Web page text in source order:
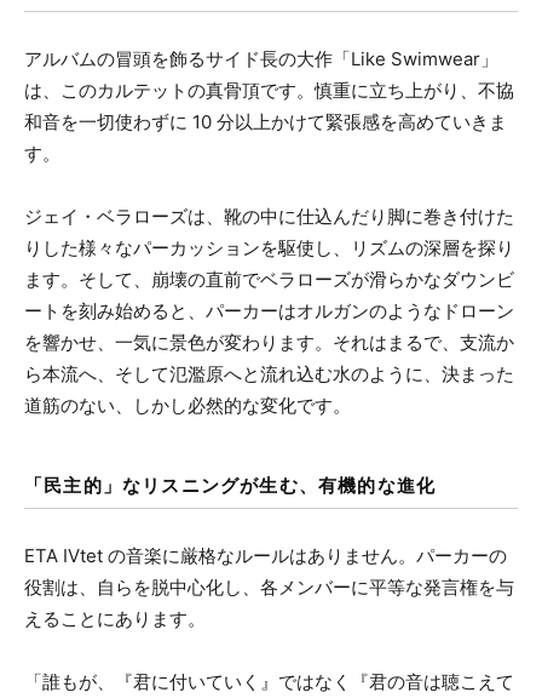
アルバムの冒頭を飾るサイド長の大作「Like Swimwear」
は、このカルテットの真骨頂です。慎重に立ち上がり、不協
和音を一切使わずに 10 分以上かけて緊張感を高めていきま
す。
ジェイ・ベラローズは、靴の中に仕込んだり脚に巻き付けた
りした様々なパーカッションを駆使し、リズムの深層を探り
ます。そして、崩壊の直前でベラローズが滑らかなダウンビ
ートを刻み始めると、パーカーはオルガンのようなドローン
を響かせ、一気に景色が変わります。それはまるで、支流か
ら本流へ、そして氾濫原へと流れ込む水のように、決まった
道筋のない、しかし必然的な変化です。
「民主的」なリスニングが生む、有機的な進化
ETA IVtet の音楽に厳格なルールはありません。パーカーの
役割は、自らを脱中心化し、各メンバーに平等な発言権を与
えることにあります。
「誰もが、『君に付いていく』ではなく『君の音は聴こえて